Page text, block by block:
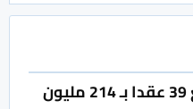
مدينة صحار الصناعية توقع 39 عقدا بـ 214 مليون